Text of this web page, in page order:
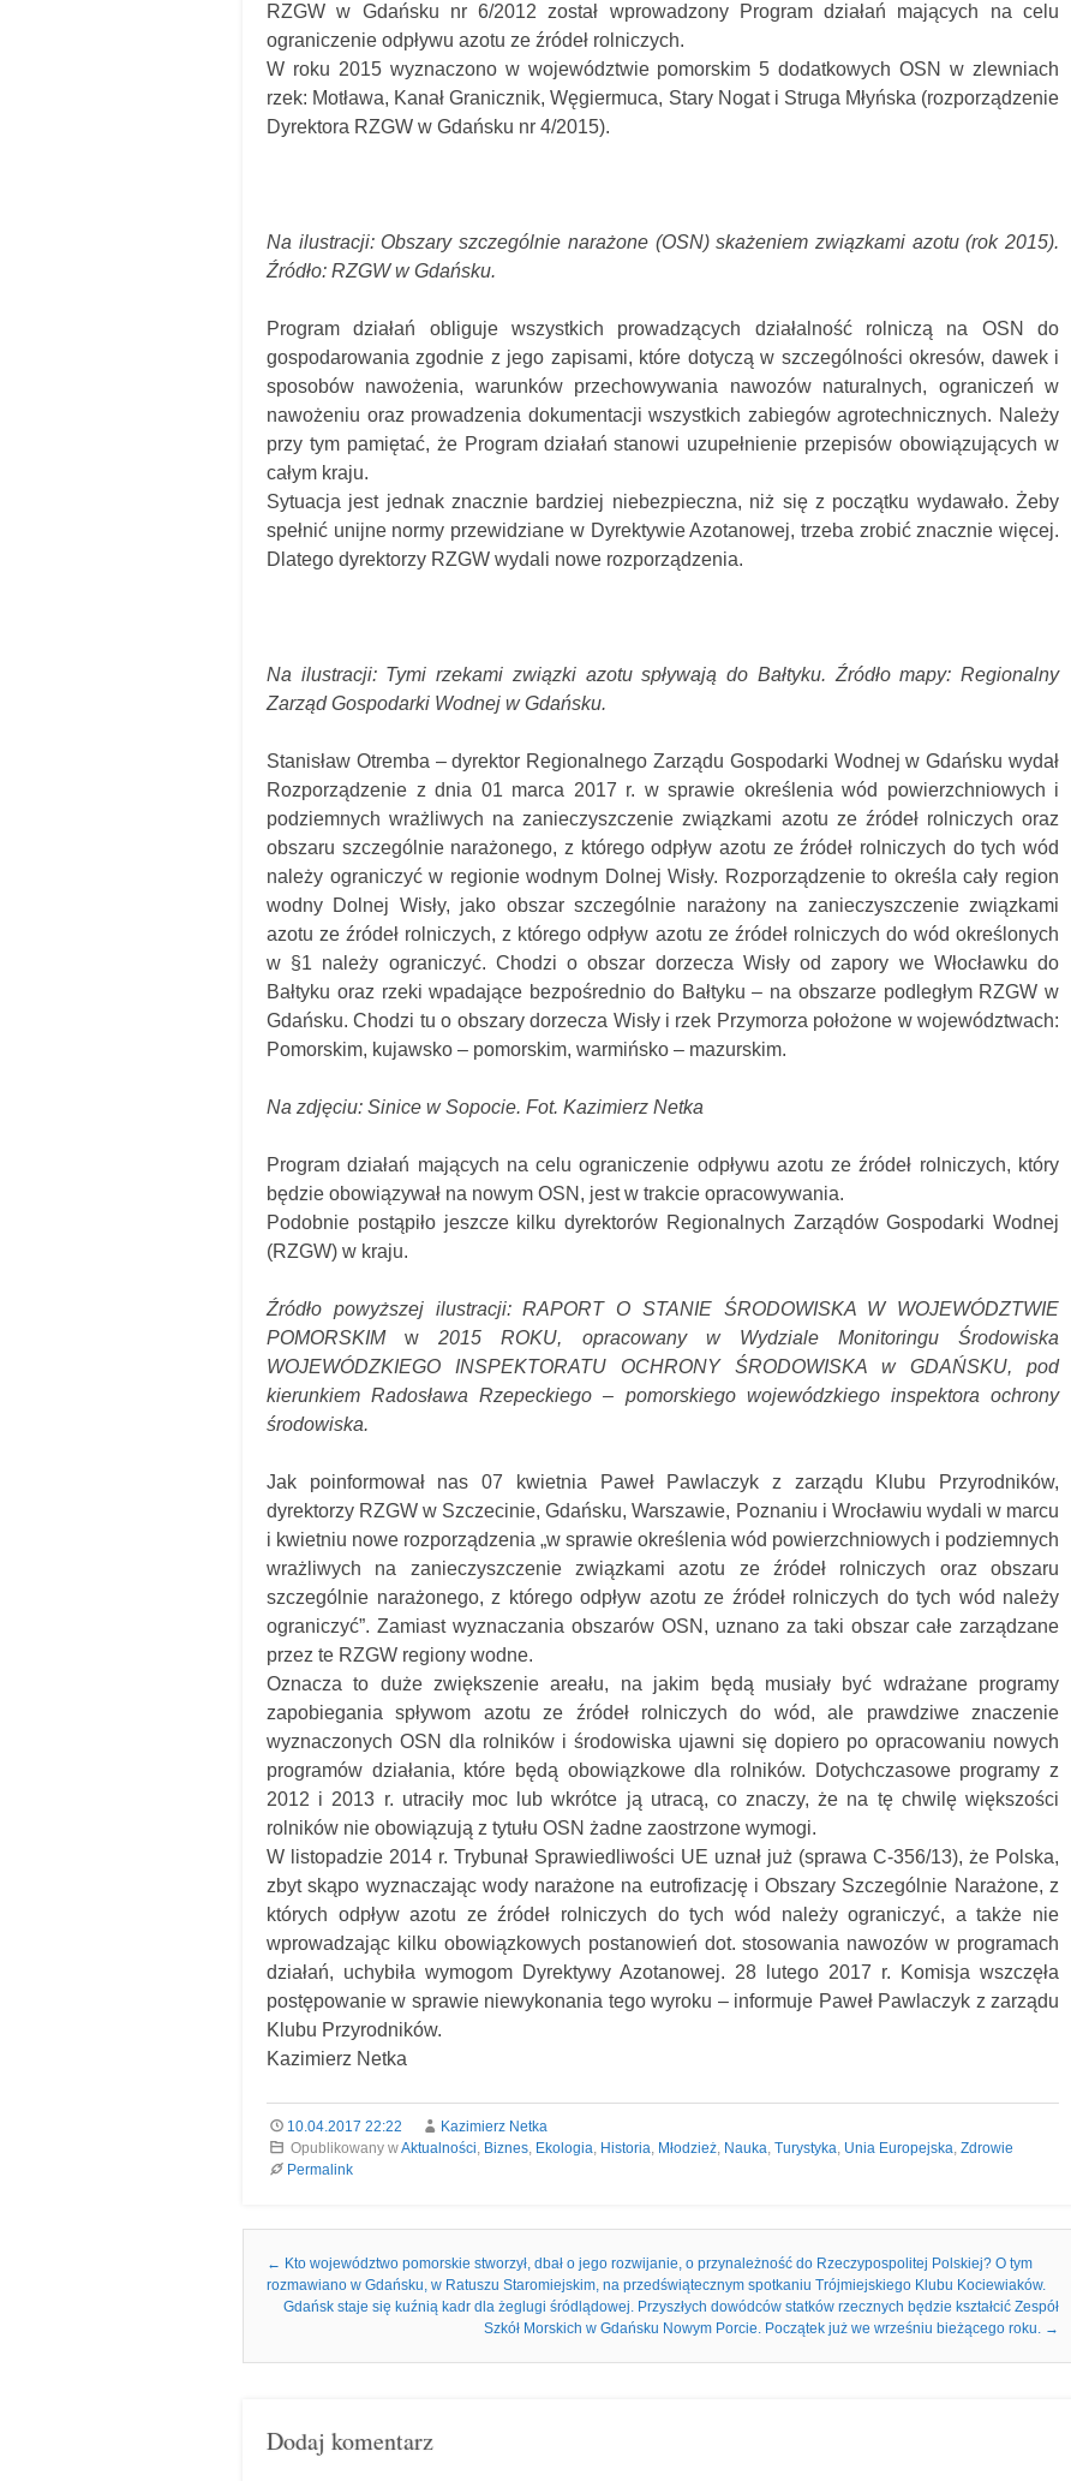
RZGW w Gdańsku nr 6/2012 został wprowadzony Program działań mających na celu
ograniczenie odpływu azotu ze źródeł rolniczych.
W roku 2015 wyznaczono w województwie pomorskim 5 dodatkowych OSN w zlewniach
rzek: Motława, Kanał Granicznik, Węgiermuca, Stary Nogat i Struga Młyńska (rozporządzenie
Dyrektora RZGW w Gdańsku nr 4/2015).
Na ilustracji: Obszary szczególnie narażone (OSN) skażeniem związkami azotu (rok 2015).
Źródło: RZGW w Gdańsku.
Program działań obliguje wszystkich prowadzących działalność rolniczą na OSN do
gospodarowania zgodnie z jego zapisami, które dotyczą w szczególności okresów, dawek i
sposobów nawożenia, warunków przechowywania nawozów naturalnych, ograniczeń w
nawożeniu oraz prowadzenia dokumentacji wszystkich zabiegów agrotechnicznych. Należy
przy tym pamiętać, że Program działań stanowi uzupełnienie przepisów obowiązujących w
całym kraju.
Sytuacja jest jednak znacznie bardziej niebezpieczna, niż się z początku wydawało. Żeby
spełnić unijne normy przewidziane w Dyrektywie Azotanowej, trzeba zrobić znacznie więcej.
Dlatego dyrektorzy RZGW wydali nowe rozporządzenia.
Na ilustracji: Tymi rzekami związki azotu spływają do Bałtyku. Źródło mapy: Regionalny
Zarząd Gospodarki Wodnej w Gdańsku.
Stanisław Otremba – dyrektor Regionalnego Zarządu Gospodarki Wodnej w Gdańsku wydał
Rozporządzenie z dnia 01 marca 2017 r. w sprawie określenia wód powierzchniowych i
podziemnych wrażliwych na zanieczyszczenie związkami azotu ze źródeł rolniczych oraz
obszaru szczególnie narażonego, z którego odpływ azotu ze źródeł rolniczych do tych wód
należy ograniczyć w regionie wodnym Dolnej Wisły. Rozporządzenie to określa cały region
wodny Dolnej Wisły, jako obszar szczególnie narażony na zanieczyszczenie związkami
azotu ze źródeł rolniczych, z którego odpływ azotu ze źródeł rolniczych do wód określonych
w §1 należy ograniczyć. Chodzi o obszar dorzecza Wisły od zapory we Włocławku do
Bałtyku oraz rzeki wpadające bezpośrednio do Bałtyku – na obszarze podległym RZGW w
Gdańsku. Chodzi tu o obszary dorzecza Wisły i rzek Przymorza położone w województwach:
Pomorskim, kujawsko – pomorskim, warmińsko – mazurskim.
Na zdjęciu: Sinice w Sopocie. Fot. Kazimierz Netka
Program działań mających na celu ograniczenie odpływu azotu ze źródeł rolniczych, który
będzie obowiązywał na nowym OSN, jest w trakcie opracowywania.
Podobnie postąpiło jeszcze kilku dyrektorów Regionalnych Zarządów Gospodarki Wodnej
(RZGW) w kraju.
Źródło powyższej ilustracji: RAPORT O STANIE ŚRODOWISKA W WOJEWÓDZTWIE
POMORSKIMw2015 ROKU, opracowany w Wydziale Monitoringu Środowiska
WOJEWÓDZKIEGO INSPEKTORATU OCHRONY ŚRODOWISKA w GDAŃSKU, pod
kierunkiem Radosława Rzepeckiego – pomorskiego wojewódzkiego inspektora ochrony
środowiska.
Jak poinformował nas 07 kwietnia Paweł Pawlaczyk z zarządu Klubu Przyrodników,
dyrektorzy RZGW w Szczecinie, Gdańsku, Warszawie, Poznaniu i Wrocławiu wydali w marcu
i kwietniu nowe rozporządzenia „w sprawie określenia wód powierzchniowych i podziemnych
wrażliwych na zanieczyszczenie związkami azotu ze źródeł rolniczych oraz obszaru
szczególnie narażonego, z którego odpływ azotu ze źródeł rolniczych do tych wód należy
ograniczyć”. Zamiast wyznaczania obszarów OSN, uznano za taki obszar całe zarządzane
przez te RZGW regiony wodne.
Oznacza to duże zwiększenie areału, na jakim będą musiały być wdrażane programy
zapobiegania spływom azotu ze źródeł rolniczych do wód, ale prawdziwe znaczenie
wyznaczonych OSN dla rolników i środowiska ujawni się dopiero po opracowaniu nowych
programów działania, które będą obowiązkowe dla rolników. Dotychczasowe programy z
2012 i 2013 r. utraciły moc lub wkrótce ją utracą, co znaczy, że na tę chwilę większości
rolników nie obowiązują z tytułu OSN żadne zaostrzone wymogi.
W listopadzie 2014 r. Trybunał Sprawiedliwości UE uznał już (sprawa C‑356/13), że Polska,
zbyt skąpo wyznaczając wody narażone na eutrofizację i Obszary Szczególnie Narażone, z
których odpływ azotu ze źródeł rolniczych do tych wód należy ograniczyć, a także nie
wprowadzając kilku obowiązkowych postanowień dot. stosowania nawozów w programach
działań, uchybiła wymogom Dyrektywy Azotanowej. 28 lutego 2017 r. Komisja wszczęła
postępowanie w sprawie niewykonania tego wyroku – informuje Paweł Pawlaczyk z zarządu
Klubu Przyrodników.
Kazimierz Netka
10.04.2017 22:22
Kazimierz Netka
Opublikowany wAktualności, Biznes, Ekologia, Historia, Młodzież, Nauka, Turystyka, Unia Europejska, Zdrowie
Permalink
Nawigacja we wpisach
← Kto województwo pomorskie stworzył, dbał o jego rozwijanie, o przynależność do Rzeczypospolitej Polskiej? O tym
rozmawiano w Gdańsku, w Ratuszu Staromiejskim, na przedświątecznym spotkaniu Trójmiejskiego Klubu Kociewiaków.
Gdańsk staje się kuźnią kadr dla żeglugi śródlądowej. Przyszłych dowódców statków rzecznych będzie kształcić Zespół
Szkół Morskich w Gdańsku Nowym Porcie. Początek już we wrześniu bieżącego roku. →
Dodaj komentarz